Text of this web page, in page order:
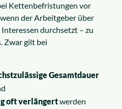
Kettenbefristungen vor
der Arbeitgeber über
durchsetzt – zu
Zwar gilt bei
Gesamtdauer
oft verlängertwerden